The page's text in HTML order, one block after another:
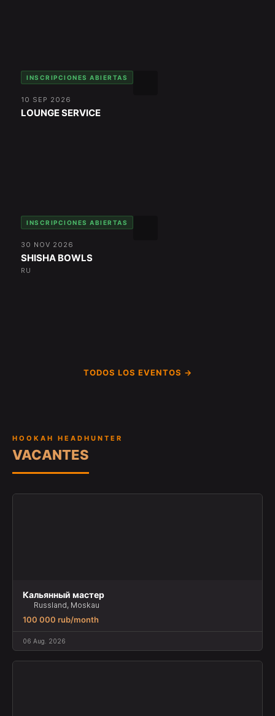
INSCRIPCIONES ABIERTAS
10 SEP 2026
LOUNGE SERVICE
INSCRIPCIONES ABIERTAS
30 NOV 2026
SHISHA BOWLS
RU
TODOS LOS EVENTOS →
HOOKAH HEADHUNTER
VACANTES
Кальянный мастер
Russland, Moskau
100 000 rub/month
06 Aug. 2026